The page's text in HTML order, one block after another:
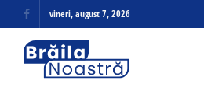
vineri, august 7, 2026